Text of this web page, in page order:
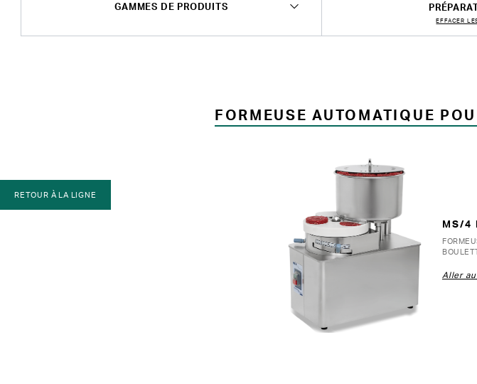
RETOUR À LA LIGNE
GAMMES DE PRODUITS
EFFACER
FORMEUSE AUTOMATIQUE
MS/4
Aller